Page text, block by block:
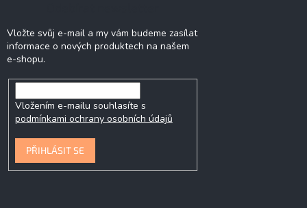
Vložte svůj e-mail a my vám budeme zasílat
informace o nových produktech na našem
e-shopu.
Vložením e-mailu souhlasíte s
podmínkami ochrany osobních údajů
PŘIHLÁSIT SE